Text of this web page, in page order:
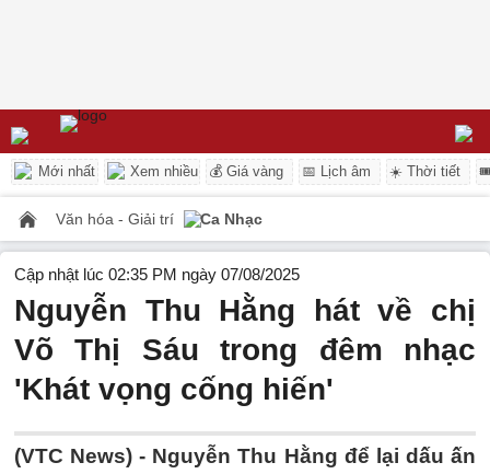
Mới nhất Xem nhiều 💰 Giá vàng 📅 Lịch âm ☀️ Thời tiết
Văn hóa - Giải trí Ca Nhạc
Cập nhật lúc 02:35 PM ngày 07/08/2025
Nguyễn Thu Hằng hát về chị
Võ Thị Sáu trong đêm nhạc
'Khát vọng cống hiến'
(VTC News) - Nguyễn Thu Hằng để lại dấu ấn